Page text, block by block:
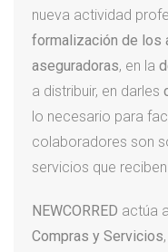
nueva actividad
formalización de los
aseguradoras, en la
a distribuir, en darles
lo necesario para
colaboradores son
servicios que
NEWCORRED actúa
Compras y Servicios